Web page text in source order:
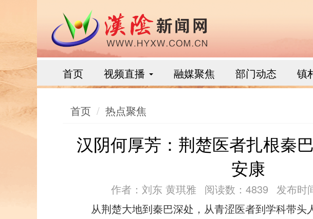
首页 视频直播 融媒聚焦 部门动态 镇
首页 热点聚焦
汉阴何厚芳：荆楚医者扎根秦
安康
作者：刘东 黄琪雅 阅读数：4839 发布时
从荆楚大地到秦巴深处，从青涩医者到学科带头